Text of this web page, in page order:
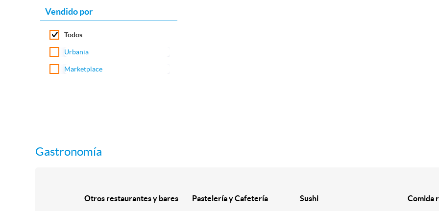
Vendido por
Todos
Urbania
Marketplace
Gastronomía
Otros restaurantes y bares
Pastelería y Cafetería
Sushi Comida